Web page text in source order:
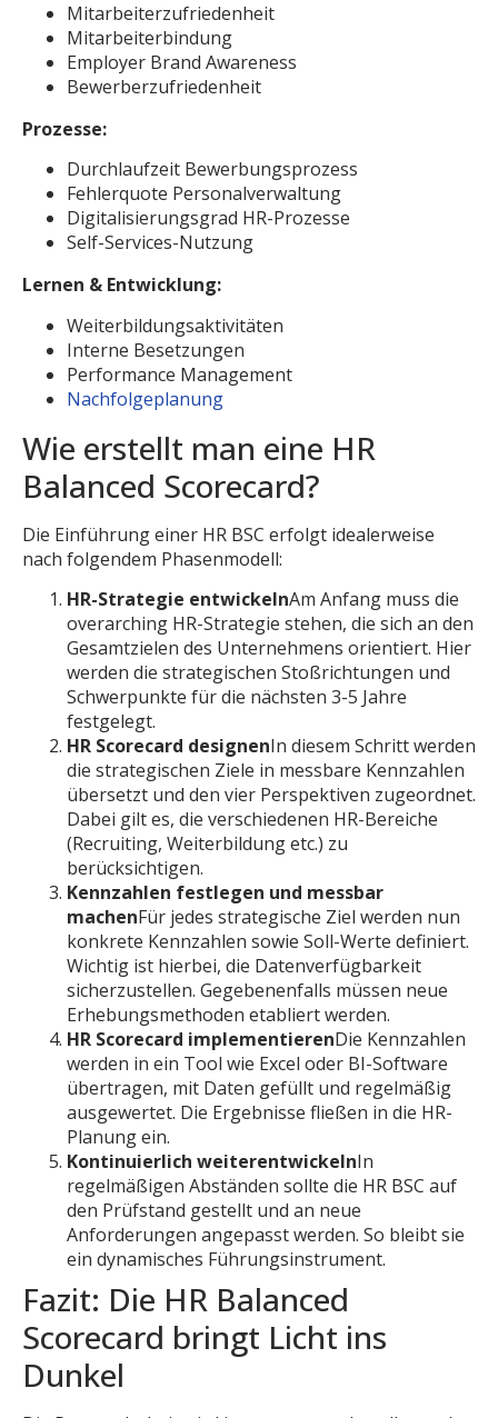
Mitarbeiterzufriedenheit
Mitarbeiterbindung
Employer Brand Awareness
Bewerberzufriedenheit
Prozesse:
Durchlaufzeit Bewerbungsprozess
Fehlerquote Personalverwaltung
Digitalisierungsgrad HR-Prozesse
Self-Services-Nutzung
Lernen & Entwicklung:
Weiterbildungsaktivitäten
Interne Besetzungen
Performance Management
Nachfolgeplanung
Wie erstellt man eine HR
Balanced Scorecard?
Die Einführung einer HR BSC erfolgt idealerweise
nach folgendem Phasenmodell:
HR-Strategie entwickelnAm Anfang muss die
overarching HR-Strategie stehen, die sich an den
Gesamtzielen des Unternehmens orientiert. Hier
werden die strategischen Stoßrichtungen und
Schwerpunkte für die nächsten 3-5 Jahre
festgelegt.
HR Scorecard designenIn diesem Schritt werden
die strategischen Ziele in messbare Kennzahlen
übersetzt und den vier Perspektiven zugeordnet.
Dabei gilt es, die verschiedenen HR-Bereiche
(Recruiting, Weiterbildung etc.) zu
berücksichtigen.
Kennzahlen festlegen und messbar
machenFür jedes strategische Ziel werden nun
konkrete Kennzahlen sowie Soll-Werte definiert.
Wichtig ist hierbei, die Datenverfügbarkeit
sicherzustellen. Gegebenenfalls müssen neue
Erhebungsmethoden etabliert werden.
HR Scorecard implementierenDie Kennzahlen
werden in ein Tool wie Excel oder BI-Software
übertragen, mit Daten gefüllt und regelmäßig
ausgewertet. Die Ergebnisse fließen in die HR-
Planung ein.
Kontinuierlich weiterentwickelnIn
regelmäßigen Abständen sollte die HR BSC auf
den Prüfstand gestellt und an neue
Anforderungen angepasst werden. So bleibt sie
ein dynamisches Führungsinstrument.
Fazit: Die HR Balanced
Scorecard bringt Licht ins
Dunkel